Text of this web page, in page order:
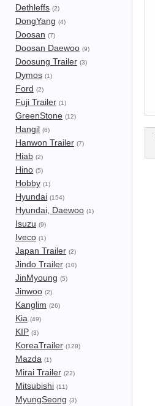
Dethleffs (2)
DongYang (4)
Doosan (7)
Doosan Daewoo (9)
Doosung Trailer (3)
Dymos (1)
Ford (2)
Fuji Trailer (1)
GreenStone (12)
Hangil (6)
Hanwon Trailer (7)
Hiab (2)
Hino (5)
Hobby (1)
Hyundai (154)
Hyundai, Daewoo (1)
Isuzu (9)
Iveco (1)
Japan Trailer (2)
Jindo Trailer (10)
JinMyoung (5)
Jinwoo (2)
Kanglim (26)
Kia (49)
KIP (3)
KoreaTrailer (128)
Mazda (1)
Mirai Trailer (22)
Mitsubishi (11)
MyungSeong (3)